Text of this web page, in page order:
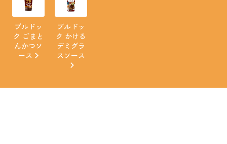
ブルドッ
ク ごまと
んかつソ
ース
ブルドッ
ク かける
デミグラ
スソース